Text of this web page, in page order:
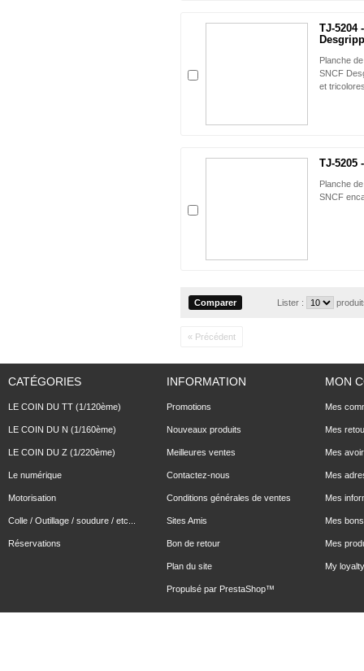
TJ-5204
Planche
SNCF
et
TJ-5205
Planche
SNCF
Lister :
« Précédent
CATÉGORIES
LE COIN DU TT (1/120ème)
LE COIN DU N (1/160ème)
LE COIN DU Z (1/220ème)
Le numérique
Motorisation
Colle / Outillage / soudure / etc...
Réservations
INFORMATION
Promotions
Nouveaux produits
Meilleures ventes
Contactez-nous
Conditions générales de ventes
Sites Amis
Bon de retour
Plan du site
Propulsé par PrestaShop™
MON
Mes
Mes
Mes
Mes
Mes
Mes
Mes
My